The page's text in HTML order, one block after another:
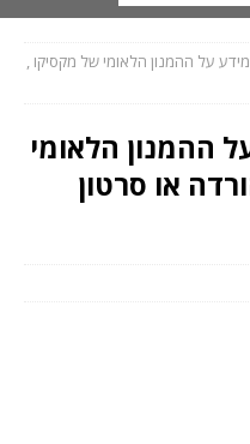
מידע על ההמנון הלאומי של מקסיקו ,
ההמנון הלאומי
או סרטון